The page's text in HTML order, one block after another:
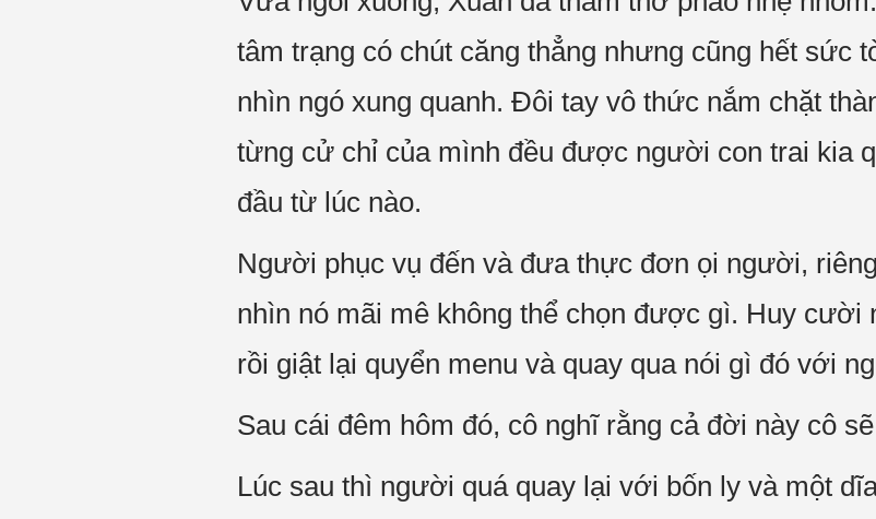
tâm trạng có chút căng thẳng nhưng cũng hết sức
nhìn ngó xung quanh. Đôi tay vô thức nắm chặt
từng cử chỉ của mình đều được người con trai kia
đầu từ lúc nào.
Người phục vụ đến và đưa thực đơn ọi người,
nhìn nó mãi mê không thể chọn được gì. Huy cười
rồi giật lại quyển menu và quay qua nói gì đó với
Sau cái đêm hôm đó, cô nghĩ rằng cả đời này cô
Lúc sau thì người quá quay lại với bốn ly và một